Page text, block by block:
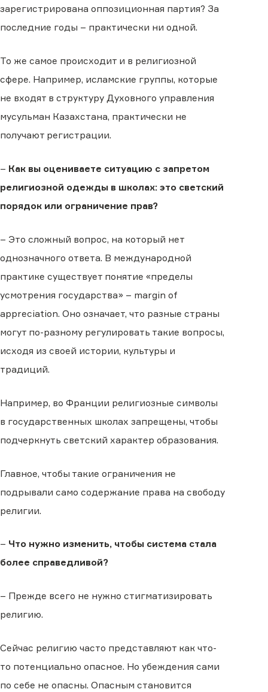
зарегистрирована оппозиционная партия? За
последние годы – практически ни одной.
То же самое происходит и в религиозной
сфере. Например, исламские группы, которые
не входят в структуру Духовного управления
мусульман Казахстана, практически не
получают регистрации.
– Как вы оцениваете ситуацию с запретом
религиозной одежды в школах: это светский
порядок или ограничение прав?
– Это сложный вопрос, на который нет
однозначного ответа. В международной
практике существует понятие «пределы
усмотрения государства» – margin of
appreciation. Оно означает, что разные страны
могут по-разному регулировать такие вопросы,
исходя из своей истории, культуры и
традиций.
Например, во Франции религиозные символы
в государственных школах запрещены, чтобы
подчеркнуть светский характер образования.
Главное, чтобы такие ограничения не
подрывали само содержание права на свободу
религии.
– Что нужно изменить, чтобы система стала
более справедливой?
– Прежде всего не нужно стигматизировать
религию.
Сейчас религию часто представляют как что-
то потенциально опасное. Но убеждения сами
по себе не опасны. Опасным становится